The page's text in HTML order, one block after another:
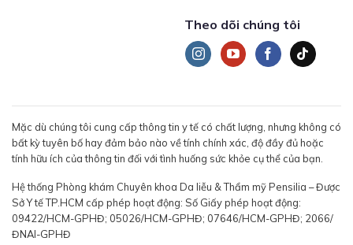
Theo dõi chúng tôi
Mặc dù chúng tôi cung cấp thông tin y tế có chất lượng, nhưng không có
bất kỳ tuyên bố hay đảm bảo nào về tính chính xác, độ đầy đủ hoặc
tính hữu ích của thông tin đối với tình huống sức khỏe cụ thể của bạn.
Hệ thống Phòng khám Chuyên khoa Da liễu & Thẩm mỹ Pensilia – Được
Sở Y tế TP.HCM cấp phép hoạt động: Số Giấy phép hoạt động:
09422/HCM-GPHĐ; 05026/HCM-GPHĐ; 07646/HCM-GPHĐ; 2066/
ĐNAI-GPHĐ